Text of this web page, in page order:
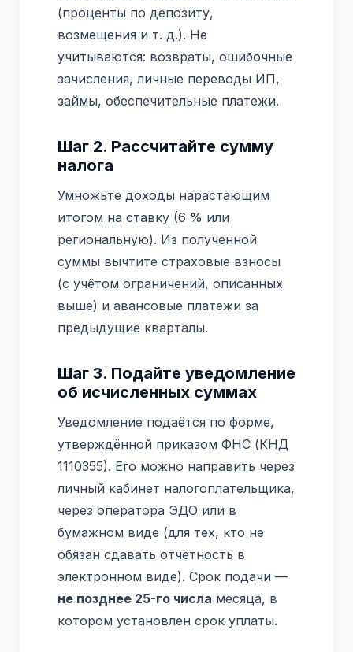
(проценты по депозиту,
возмещения и т. д.). Не
учитываются: возвраты, ошибочные
зачисления, личные переводы ИП,
займы, обеспечительные платежи.
Шаг 2. Рассчитайте сумму
налога
Умножьте доходы нарастающим
итогом на ставку (6 % или
региональную). Из полученной
суммы вычтите страховые взносы
(с учётом ограничений, описанных
выше) и авансовые платежи за
предыдущие кварталы.
Шаг 3. Подайте уведомление
об исчисленных суммах
Уведомление подаётся по форме,
утверждённой приказом ФНС (КНД
1110355). Его можно направить через
личный кабинет налогоплательщика,
через оператора ЭДО или в
бумажном виде (для тех, кто не
обязан сдавать отчётность в
электронном виде). Срок подачи —
не позднее 25-го числа месяца, в
котором установлен срок уплаты.